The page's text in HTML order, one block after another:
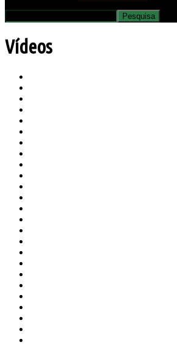
Vídeos